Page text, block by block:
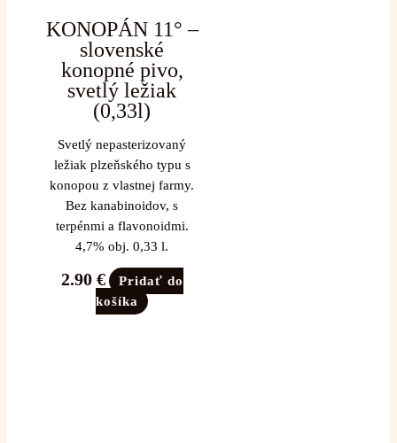
KONOPÁN 11° –
slovenské
konopné pivo,
svetlý ležiak
(0,33l)
Svetlý nepasterizovaný
ležiak plzeňského typu s
konopou z vlastnej farmy.
Bez kanabinoidov, s
terpénmi a flavonoidmi.
4,7% obj. 0,33 l.
2.90 €
Pridať do
košíka